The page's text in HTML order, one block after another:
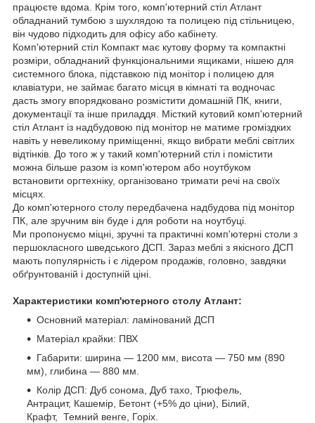
працюєте вдома. Крім того, комп'ютерний стіл Атлант
обладнаний тумбою з шухлядою та полицею під стільницею,
він чудово підходить для офісу або кабінету.
Комп'ютерний стіл Компакт має кутову форму та компактні
розміри, обладнаний функціональними ящиками, нішею для
системного блока, підставкою під монітор і полицею для
клавіатури, не займає багато місця в кімнаті та водночас
дасть змогу впорядковано розмістити домашній ПК, книги,
документації та інше приладдя. Місткий кутовий комп'ютерний
стіл Атлант із надбудовою під монітор не матиме громіздких
навіть у невеликому приміщенні, якщо вибрати меблі світлих
відтінків. До того ж у такий комп'ютерний стіл і помістити
можна більше разом із комп'ютером або ноутбуком
встановити оргтехніку, організовано тримати речі на своїх
місцях.
До комп'ютерного столу передбачена надбудова під монітор
ПК, але зручним він буде і для роботи на ноутбуці.
Ми пропонуємо міцні, зручні та практичні комп'ютерні столи з
першокласного шведського ДСП. Зараз меблі з якісного ДСП
мають популярність і є лідером продажів, головно, завдяки
обґрунтованій і доступній ціні.
Характеристики комп'ютерного столу Атлант:
Основний матеріал: ламінований ДСП
Матеріал крайки: ПВХ
Габарити: ширина — 1200 мм, висота — 750 мм (890
мм), глибина — 880 мм.
Колір ДСП: Дуб сонома, Дуб тахо, Трюфель,
Антрацит, Кашемір, Бетонт (+5% до ціни), Білий,
Крафт, Темний венге, Горіх.